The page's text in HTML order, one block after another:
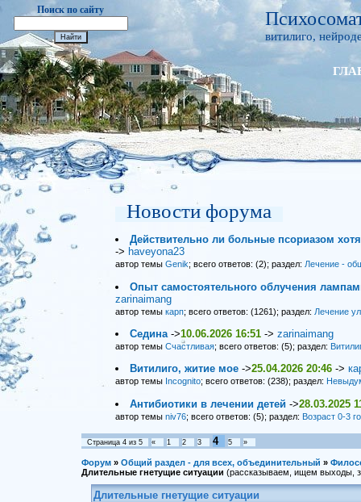
Поиск по сайту
витилиго,
Новости форума
Действительно ли больные псориазом
-> haveyona23
автор темы Genik; всего ответов: (2); раздел: Лечение -
Опыт самостоятельного облучения
zarinaimang
автор темы карп; всего ответов: (1261); раздел: Лечение
Седина ->10.06.2026 16:51 ->zarinaimang
автор темы Счастливая; всего ответов: (5); раздел:
Витилиго, житие мое ->25.04.2026 20:46 ->
автор темы Incognito; всего ответов: (238); раздел:
Антибиотики в лечении детей ->28.03.2025
автор темы niv76; всего ответов: (5); раздел: Возраст 0-3
Страница 4 из 5 « 1 2 3 4 5 »
Форум » Общий раздел - для всех, объединительный »
Длительные гнетущие ситуации (рассказываем, ищем выходы,
Длительные гнетущие ситуации